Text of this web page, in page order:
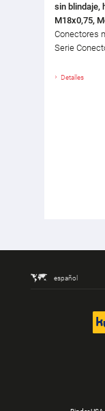
sin blindaje,
M18x0,75,
Conectores
Serie
Detalles
español